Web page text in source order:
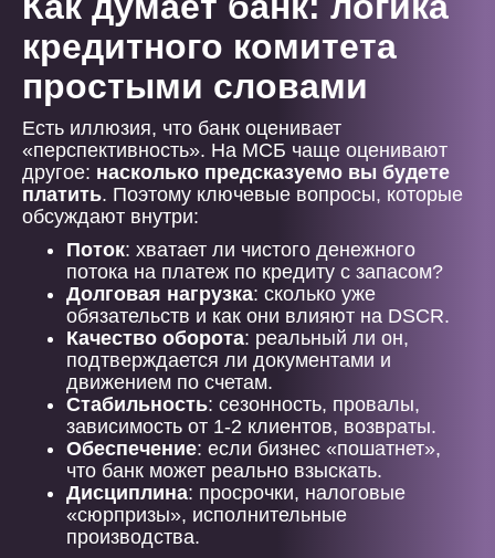
кредитного комитета
простыми словами
Есть иллюзия, что банк оценивает
«перспективность». На МСБ чаще оценивают
другое: насколько предсказуемо вы будете
платить. Поэтому ключевые вопросы, которые
обсуждают внутри:
Поток: хватает ли чистого денежного
потока на платеж по кредиту с запасом?
Долговая нагрузка: сколько уже
обязательств и как они влияют на DSCR.
Качество оборота: реальный ли он,
подтверждается ли документами и
движением по счетам.
Стабильность: сезонность, провалы,
зависимость от 1-2 клиентов, возвраты.
Обеспечение: если бизнес «пошатнет»,
что банк может реально взыскать.
Дисциплина: просрочки, налоговые
«сюрпризы», исполнительные
производства.